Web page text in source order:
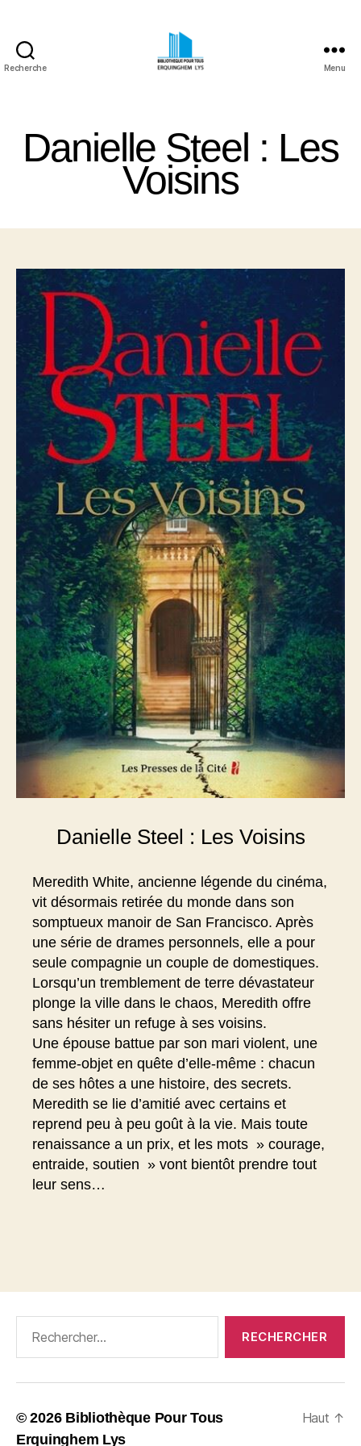
Recherche
Erquinghem
Lys
Menu
Danielle Steel : Les
Voisins
Danielle Steel : Les Voisins
Meredith White, ancienne légende du cinéma,
vit désormais retirée du monde dans son
somptueux manoir de San Francisco. Après
une série de drames personnels, elle a pour
seule compagnie un couple de domestiques.
Lorsqu’un tremblement de terre dévastateur
plonge la ville dans le chaos, Meredith offre
sans hésiter un refuge à ses voisins.
Une épouse battue par son mari violent, une
femme-objet en quête d’elle-même : chacun
de ses hôtes a une histoire, des secrets.
Meredith se lie d’amitié avec certains et
reprend peu à peu goût à la vie. Mais toute
renaissance a un prix, et les mots » courage,
entraide, soutien » vont bientôt prendre tout
leur sens…
© 2026 Bibliothèque Pour Tous
Erquinghem Lys
Haut ↑